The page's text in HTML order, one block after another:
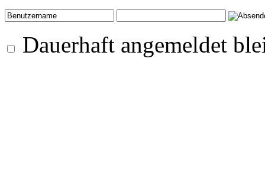
Dauerhaft angemeldet